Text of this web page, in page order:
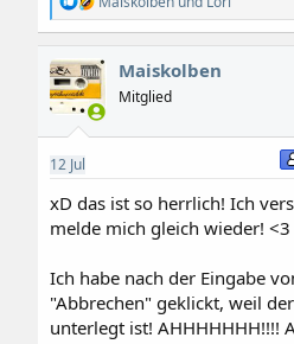
e
a
k
t
i
o
n
Maiskolben
Mitglied
12 Jul
xD das ist so herrlich! Ich
melde mich gleich wieder! <3
Ich habe nach der Eingabe
"Abbrechen" geklickt, weil
unterlegt ist! AHHHHHHH!!!!